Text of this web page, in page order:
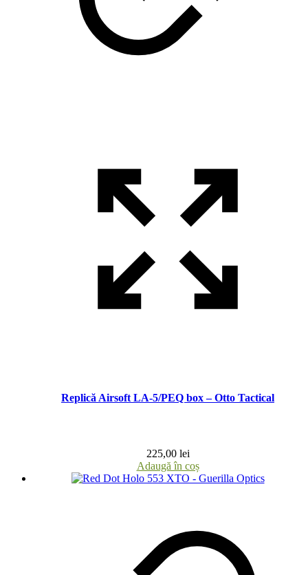
Replică Airsoft LA-5/PEQ box – Otto Tactical
225,00 lei
Adaugă în coș